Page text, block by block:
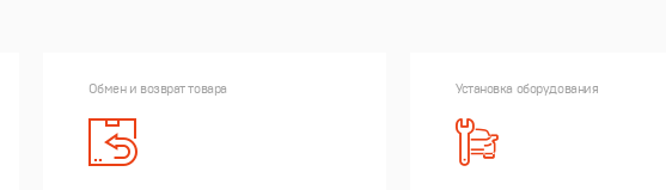
Обмен и возврат товара Установка оборудования